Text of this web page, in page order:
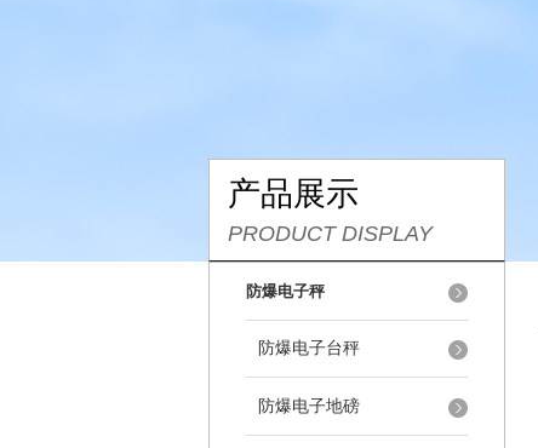
产品展示
PRODUCT DISPLAY
防爆电子秤
防爆电子台秤
防爆电子地磅